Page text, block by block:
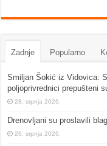
Zadnje Popularno
Smiljan Šokić iz Vidovica:
poljoprivrednici prepušteni
28. srpnja 2026.
Drenovljani su proslavili
26. srpnja 2026.